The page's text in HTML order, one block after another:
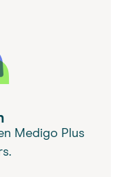
Medigo Plus